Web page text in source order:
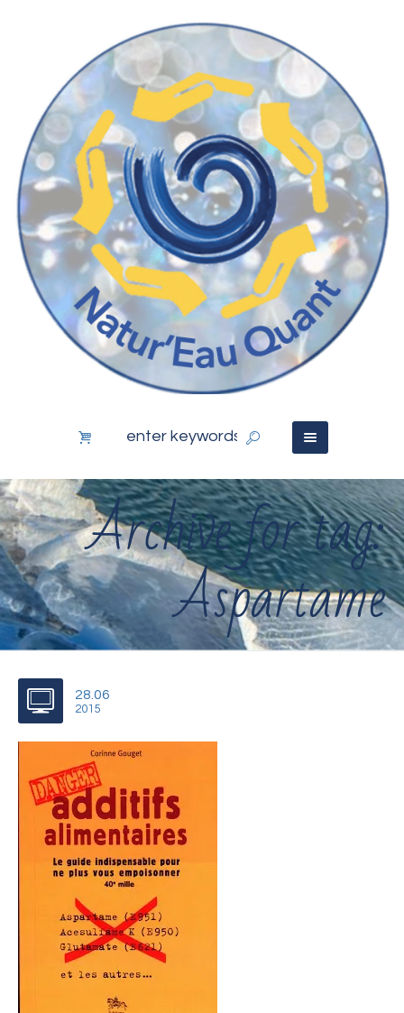
Archive for tag:
Aspartame
28.06
2015